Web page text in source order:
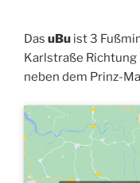
Das uBu ist 3
Karlstraße
neben dem Prinz-